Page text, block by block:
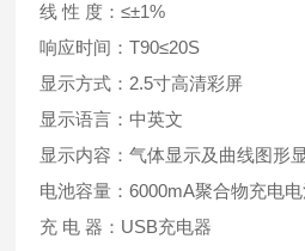
线 性 度：≤±1%
响应时间：T90≤20S
显示方式：2.5寸高清彩屏
显示语言：中英文
显示内容：气体显示及曲线图形
电池容量：6000mA聚合物充电
充 电 器：USB充电器